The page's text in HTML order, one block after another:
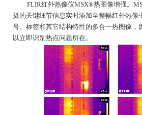
FLIR红外热像仪MSX®热图像增强。
摄的关键细节信息实时添加至整幅红外热像
号、标签和其它结构特性的多合一热图像，
以立即识别热点问题所在。